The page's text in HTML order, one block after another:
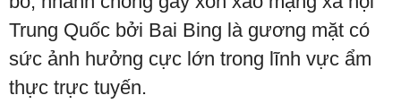
Trung Quốc bởi Bai Bing là gương mặt có
sức ảnh hưởng cực lớn trong lĩnh vực ẩm
thực trực tuyến.